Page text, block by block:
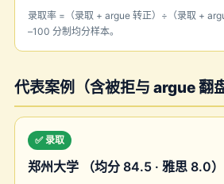
录取率 =（录取 + argue 转正）÷（录取 +
–100 分制均分样本。
代表案例（含被拒与 argue 翻盘
✅ 录取
郑州大学 （均分 84.5 · 雅思 8.0）